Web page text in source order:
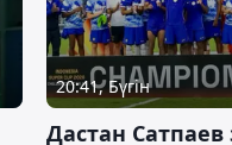
20:41, Бүгін
Дастан Сатпаев